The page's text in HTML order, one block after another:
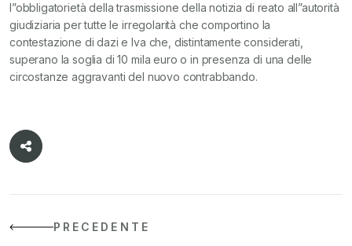
l”obbligatorietà della trasmissione della notizia di reato all”autorità
giudiziaria per tutte le irregolarità che comportino la
contestazione di dazi e Iva che, distintamente considerati,
superano la soglia di 10 mila euro o in presenza di una delle
circostanze aggravanti del nuovo contrabbando.
PRECEDENTE